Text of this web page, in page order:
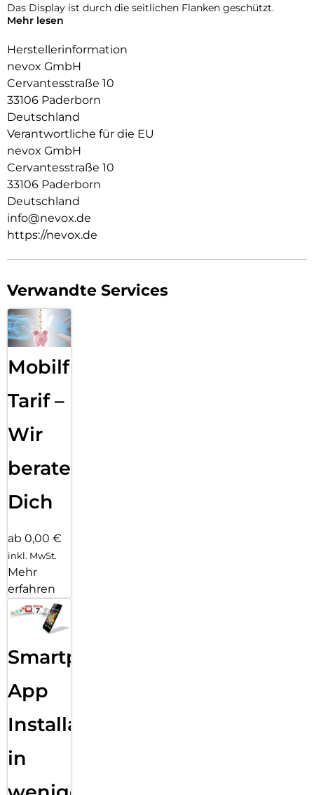
Das Display ist durch die seitlichen Flanken geschützt.
verwendet, dadurch wird ein zerkratzen des Smartphones
verhindert.
Die Anschlüsse, Knöpfe und Kamera bleiben voll zugänglich.
Hochwertiges Schmutzabweisendes Silikon Material.
Mehr lesen
Herstellerinformation
nevox GmbH
Cervantesstraße 10
33106 Paderborn
Deutschland
Verantwortliche für die EU
nevox GmbH
Cervantesstraße 10
33106 Paderborn
Deutschland
info@nevox.de
https://nevox.de
Verwandte Services
Mobilfunk
Tarif –
Wir
beraten
Dich
ab 0,00 €
inkl. MwSt.
Mehr
erfahren
Smartphone
App
Installation
in